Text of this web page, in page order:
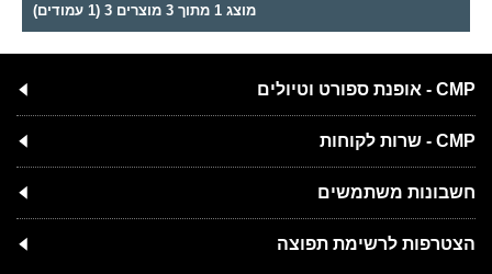
מוצג 1 מתוך 3 מוצרים 3 (1 עמודים)
CMP - אופנת ספורט וטיולים
CMP - שרות לקוחות
חשבונות משתמשים
הצטרפות לרשימת תפוצה